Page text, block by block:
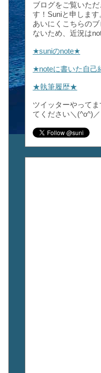
ブログをご覧いた
す！Suniと申します
あいにくこちらの
ないため、近況は
★suniのnote★
★noteに書いた自
★執筆履歴★
ツイッターやって
てください＼(^o^)／